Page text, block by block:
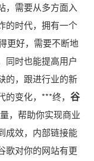
，需要从多方面入
的时代，拥有一个
更好，需要不断地
同时也能提高用户
的，跟进行业的新
变化，***终， 谷
，帮助你实现商业
成效，内部链接能
歌对你的网站有更